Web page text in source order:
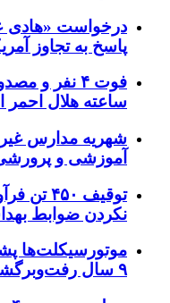
درخواست «هادی
پاسخ به تجاوز
ساعته هلال احمر
شهریه مدارس
آموزشی و
توقیف
نکردن ضوابط
موتورسیکلت‌ها
۹ سال رفت‌وبرگشت دارد